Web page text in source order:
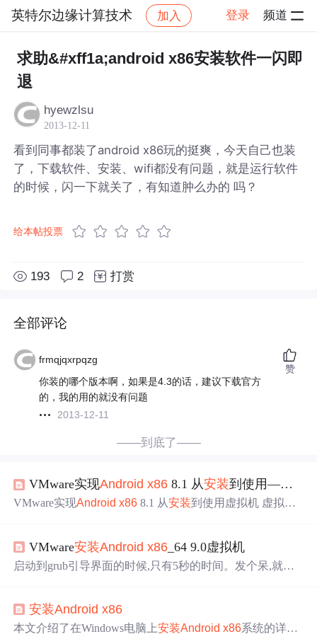
英特尔边缘计算技术 加入 登录 频道
社区 英特尔边缘计算技术 帖子详情
求助&#xff1a;android x86安装软件一闪即
退
hyewzlsu
2013-12-11
看到同事都装了android x86玩的挺爽，今天自己也装
了，下载软件、安装、wifi都没有问题，就是运行软件
的时候，闪一下就关了，有知道肿么办的 吗？
给本帖投票
193 2 打赏
全部评论
frmqjqxrpqzg
你装的哪个版本啊，如果是4.3的话，建议下载官方
的，我的用的就没有问题
2013-12-11
赞
——到底了——
VMware实现Android x86 8.1 从安装到使用———全网最全，全网首发，本人实测
VMware实现Android x86 8.1 从安装到使用虚拟机 虚拟机
VMware安装Android x86 _64 9.0虚拟机
启动到grub引导界面的时候,只有5秒的时间。发个呆,就启
免其他格式出现Bug,我们选择ext4的格式。由于发呆而启
动到这个界面的朋友们,请输入!因为这一步是在安装,比较
安装Android x86
本文介绍了在Windows电脑上安装Android x86系统的详细